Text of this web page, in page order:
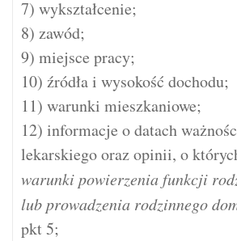
7) wykształcenie;
8) zawód;
9) miejsce pracy;
10) źródła i wysokość dochodu;
11) warunki mieszkaniowe;
12) informacje o datach
lekarskiego oraz opinii, o
warunki powierzenia funkcji
lub prowadzenia rodzinnego
pkt 5;